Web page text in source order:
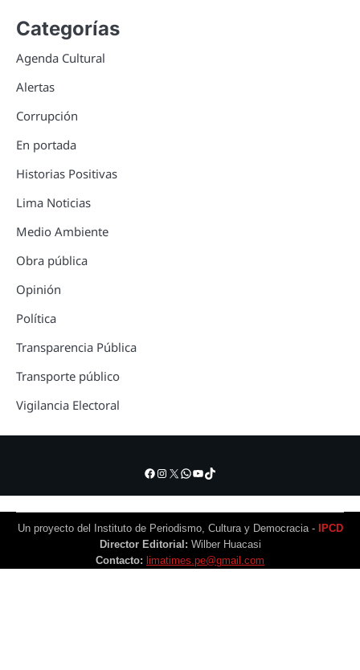
Categorías
Agenda Cultural
Alertas
Corrupción
En portada
Historias Positivas
Lima Noticias
Medio Ambiente
Obra pública
Opinión
Política
Transparencia Pública
Transporte público
Vigilancia Electoral
Facebook
Instagram
X WhatsApp
YouTube
TikTok
Un proyecto del Instituto de Periodismo, Cultura y Democracia - IPCD
Director Editorial: Wilber Huacasi
Contacto: limatimes.pe@gmail.com